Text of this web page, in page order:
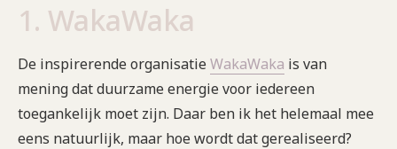
1. WakaWaka
De inspirerende organisatieWakaWaka is van
mening dat duurzame energie voor iedereen
toegankelijk moet zijn. Daar ben ik het helemaal mee
eens natuurlijk, maar hoe wordt dat gerealiseerd?